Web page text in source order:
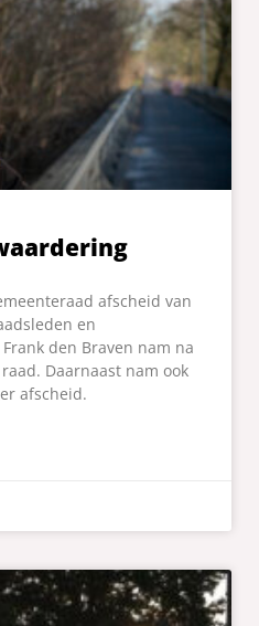
afscheid van
en
den Braven nam na
Daarnaast nam ook
afscheid.